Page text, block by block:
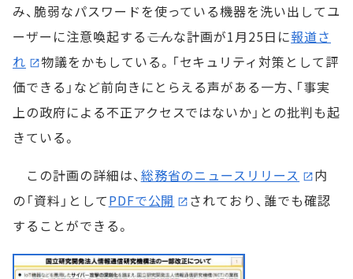
み、脆弱なパスワードを使っている機器を洗い出してユ
ーザーに注意喚起する――こんな計画が1月25日に報道さ
れ
物議をかもしている。「セキュリティ対策として評
価できる」など前向きにとらえる声がある一方、「事実
上の政府による不正アクセスではないか」との批判も起
きている。
この計画の詳細は、 総務省のニュースリリース
内
の「資料」としてPDFで公開
されており、誰でも確認
することができる。